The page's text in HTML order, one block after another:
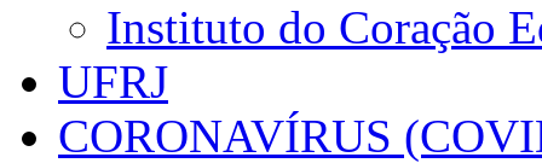
Instituto do Coração
UFRJ
CORONAVÍRUS